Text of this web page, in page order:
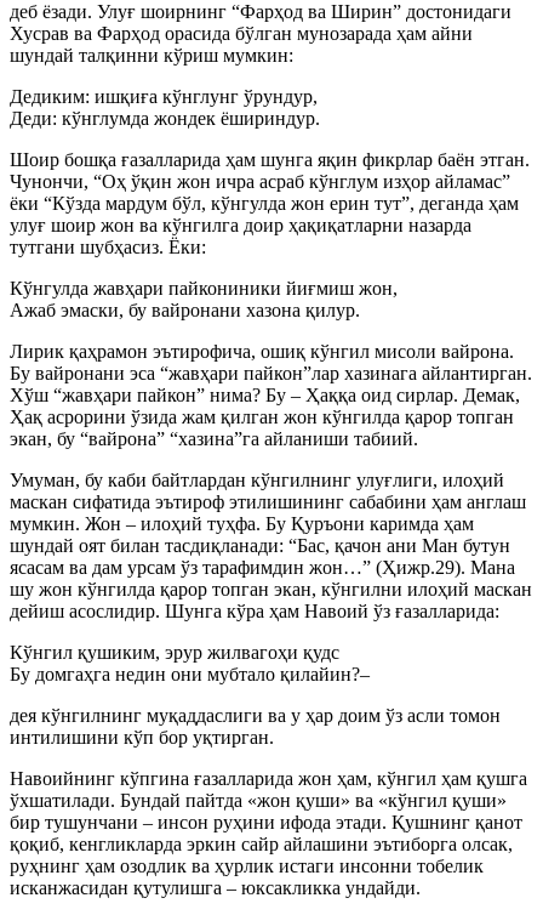
деб ёзади. Улуғ шоирнинг “Фарҳод ва Ширин” достонидаги
Хусрав ва Фарҳод орасида бўлган мунозарада ҳам айни
шундай талқинни кўриш мумкин:
Дедиким: ишқиға кўнглунг ўрундур,
Деди: кўнглумда жондек ёшириндур.
Шоир бошқа ғазалларида ҳам шунга яқин фикрлар баён этган.
Чунончи, “Оҳ ўқин жон ичра асраб кўнглум изҳор айламас”
ёки “Кўзда мардум бўл, кўнгулда жон ерин тут”, деганда ҳам
улуғ шоир жон ва кўнгилга доир ҳақиқатларни назарда
тутгани шубҳасиз. Ёки:
Кўнгулда жавҳари пайкониники йиғмиш жон,
Ажаб эмаски, бу вайронани хазона қилур.
Лирик қаҳрамон эътирофича, ошиқ кўнгил мисоли вайрона.
Бу вайронани эса “жавҳари пайкон”лар хазинага айлантирган.
Хўш “жавҳари пайкон” нима? Бу – Ҳаққа оид сирлар. Демак,
Ҳақ асрорини ўзида жам қилган жон кўнгилда қарор топган
экан, бу “вайрона” “хазина”га айланиши табиий.
Умуман, бу каби байтлардан кўнгилнинг улуғлиги, илоҳий
маскан сифатида эътироф этилишининг сабабини ҳам англаш
мумкин. Жон – илоҳий туҳфа. Бу Қуръони каримда ҳам
шундай оят билан тасдиқланади: “Бас, қачон ани Ман бутун
ясасам ва дам урсам ўз тарафимдин жон…” (Ҳижр.29). Мана
шу жон кўнгилда қарор топган экан, кўнгилни илоҳий маскан
дейиш асослидир. Шунга кўра ҳам Навоий ўз ғазалларида:
Кўнгил қушиким, эрур жилвагоҳи қудс
Бу домгаҳга недин они мубтало қилайин?–
дея кўнгилнинг муқаддаслиги ва у ҳар доим ўз асли томон
интилишини кўп бор уқтирган.
Навоийнинг кўпгина ғазалларида жон ҳам, кўнгил ҳам қушга
ўхшатилади. Бундай пайтда «жон қуши» ва «кўнгил қуши»
бир тушунчани – инсон руҳини ифода этади. Қушнинг қанот
қоқиб, кенгликларда эркин сайр айлашини эътиборга олсак,
руҳнинг ҳам озодлик ва ҳурлик истаги инсонни тобелик
исканжасидан қутулишга – юксакликка ундайди.